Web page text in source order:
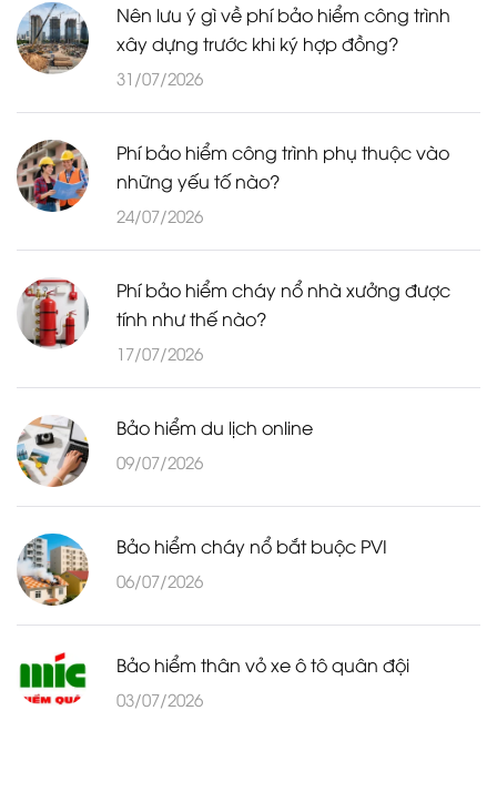
Nên lưu ý gì về phí bảo hiểm công trình
xây dựng trước khi ký hợp đồng?
31/07/2026
Phí bảo hiểm công trình phụ thuộc vào
những yếu tố nào?
24/07/2026
Phí bảo hiểm cháy nổ nhà xưởng được
tính như thế nào?
17/07/2026
Bảo hiểm du lịch online
09/07/2026
Bảo hiểm cháy nổ bắt buộc PVI
06/07/2026
Bảo hiểm thân vỏ xe ô tô quân đội
03/07/2026